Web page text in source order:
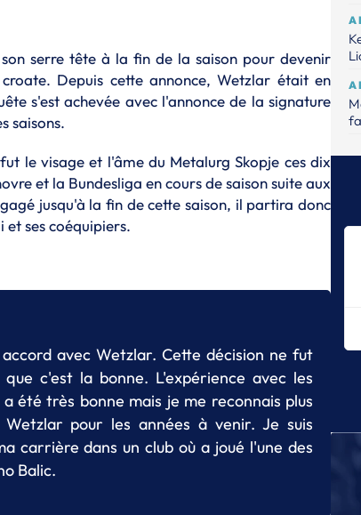
serre tête à la fin de la saison pour devenir
Depuis cette annonce, Wetzlar était en
s'est achevée avec l'annonce de la signature
saisons.
le visage et l'âme du Metalurg Skopje ces dix
et la Bundesliga en cours de saison suite aux
jusqu'à la fin de cette saison, il partira donc
ses coéquipiers.
avec Wetzlar. Cette décision ne fut
c'est la bonne. L'expérience avec les
été très bonne mais je me reconnais plus
pour les années à venir. Je suis
carrière dans un club où a joué l'une des
Balic.